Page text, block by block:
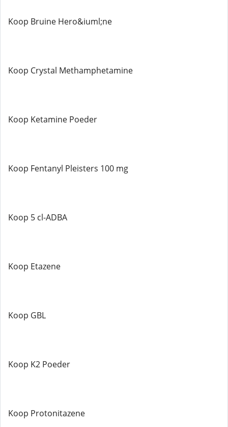
Koop Bruine Hero&iuml;ne
Koop Crystal Methamphetamine
Koop Ketamine Poeder
Koop Fentanyl Pleisters 100 mg
Koop 5 cl-ADBA
Koop Etazene
Koop GBL
Koop K2 Poeder
Koop Protonitazene